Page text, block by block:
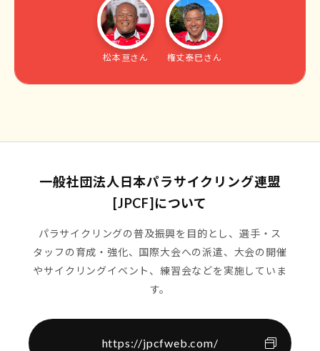
松本亘さん 権丈泰巳さん
一般社団法人日本パラサイクリング連盟
[JPCF]について
パラサイクリングの普及振興を目的とし、 選手・ス
タッフの育成・強化、国際大会への派遣、大会の開催
やサイクリングイベント、練習会などを実施していま
す。
https://jpcfweb.com/